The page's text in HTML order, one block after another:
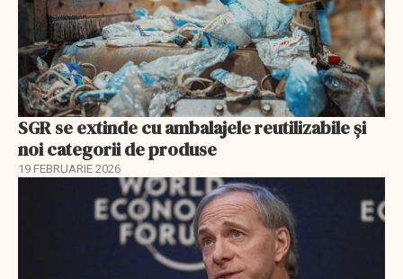
SGR se extinde cu ambalajele reutilizabile și
noi categorii de produse
19 FEBRUARIE 2026